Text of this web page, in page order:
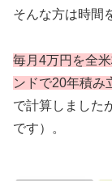
そんな方は時間
毎月4万円を全
ンドで20年積み
で計算しました
です）。